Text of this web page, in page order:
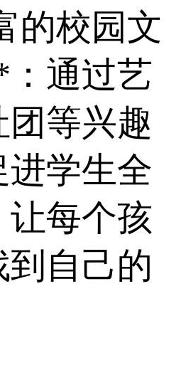
校园文
通过艺
等兴趣
学生全
每个孩
自己的